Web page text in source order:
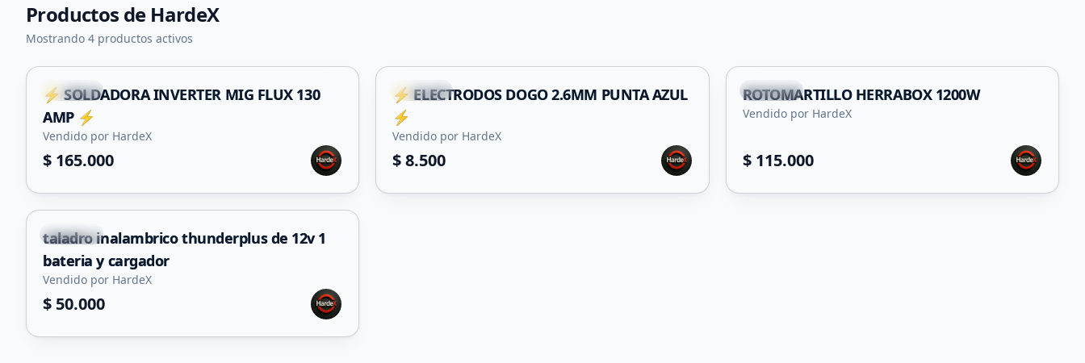
Productos de HardeX
Mostrando 4 productos activos
Capital
⚡ SOLDADORA INVERTER MIG FLUX 130
AMP ⚡
Vendido por HardeX
$ 165.000
Capital
⚡ ELECTRODOS DOGO 2.6MM PUNTA AZUL
⚡
Vendido por HardeX
$ 8.500
Capital
ROTOMARTILLO HERRABOX 1200W
Vendido por HardeX
$ 115.000
Capital
taladro inalambrico thunderplus de 12v 1
bateria y cargador
Vendido por HardeX
$ 50.000